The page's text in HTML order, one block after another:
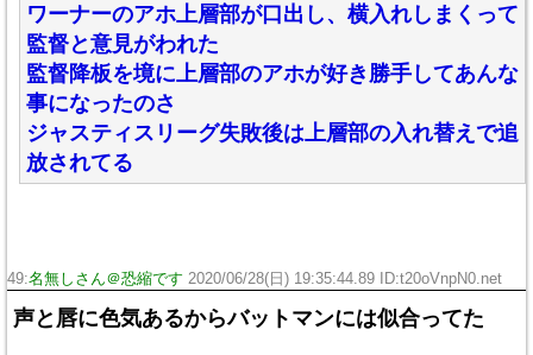
ワーナーのアホ上層部が口出し、横入れしまくって
監督と意見がわれた
監督降板を境に上層部のアホが好き勝手してあんな
事になったのさ
ジャスティスリーグ失敗後は上層部の入れ替えで追
放されてる
49:名無しさん＠恐縮です 2020/06/28(日) 19:35:44.89 ID:t20oVnpN0.net
声と唇に色気あるからバットマンには似合ってた